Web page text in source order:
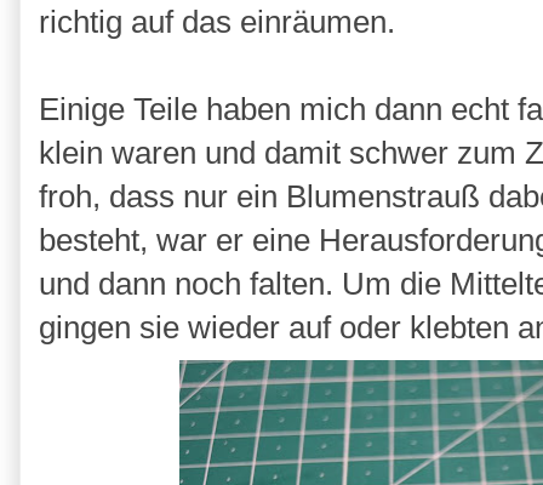
richtig auf das einräumen.
Einige Teile haben mich dann echt
klein waren und damit schwer zum
froh, dass nur ein Blumenstrauß
besteht, war er eine
und dann noch falten. Um die
gingen sie wieder auf oder klebten